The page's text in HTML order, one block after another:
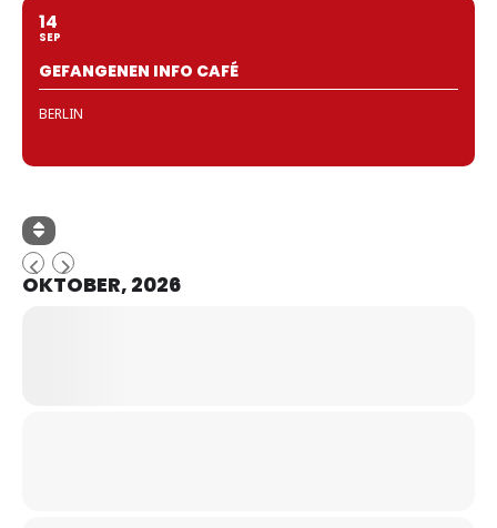
14
SEP
GEFANGENEN INFO CAFÉ
BERLIN
OKTOBER, 2026